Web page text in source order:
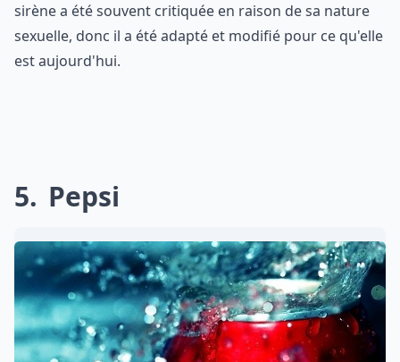
sirène a été souvent critiquée en raison de sa nature
sexuelle, donc il a été adapté et modifié pour ce qu'elle
est aujourd'hui.
5 Pepsi